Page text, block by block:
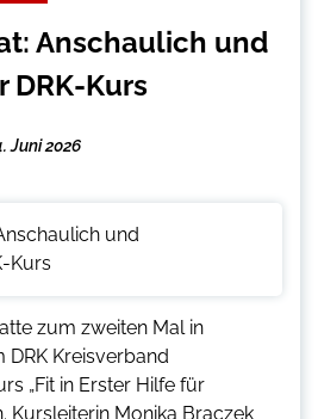
Anschaulich und
DRK-Kurs
Juni 2026
zum zweiten Mal in
Kreisverband
„Fit in Erster Hilfe für
Kursleiterin Monika Braczek